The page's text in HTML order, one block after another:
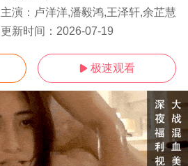
主演： 卢洋洋,潘毅鸿,王泽轩,余芷慧
更新时间： 2026-07-19
 极速观看